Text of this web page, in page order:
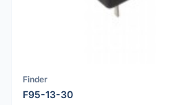
Finder
F95-13-30